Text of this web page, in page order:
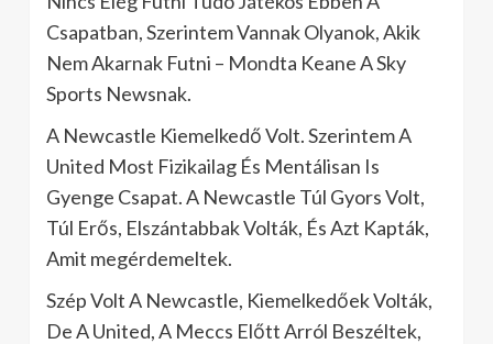
Csapatban, Szerintem Vannak Olyanok, Akik
Nem Akarnak Futni – Mondta Keane A Sky
Sports Newsnak.
A Newcastle Kiemelkedő Volt. Szerintem A
United Most Fizikailag És Mentálisan Is
Gyenge Csapat. A Newcastle Túl Gyors Volt,
Túl Erős, Elszántabbak Volták, És Azt Kapták,
Amit megérdemeltek.
Szép Volt A Newcastle, Kiemelkedőek Volták,
De A United, A Meccs Előtt Arról Beszéltek,